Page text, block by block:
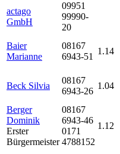
actago
GmbH
09951
99990-
20
Baier
Marianne
08167
6943-51
1.14
Beck Silvia
08167
6943-26
1.04
Berger
Dominik
Erster
Bürgermeister
08167
6943-46
0171
4788152
1.12